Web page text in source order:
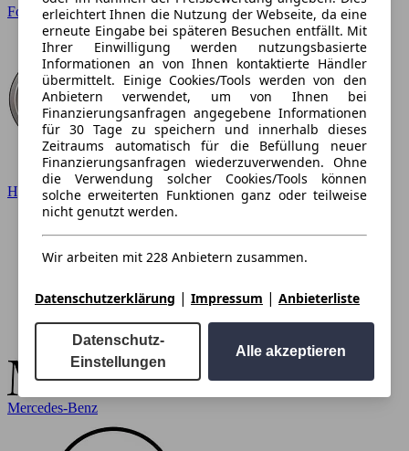
Ford
Hyundai
Mercedes-Benz
erleichtert Ihnen die Nutzung der Webseite, da eine
erneute Eingabe bei späteren Besuchen entfällt. Mit
Ihrer Einwilligung werden nutzungsbasierte
Informationen an von Ihnen kontaktierte Händler
übermittelt. Einige Cookies/Tools werden von den
Anbietern verwendet, um von Ihnen bei
Finanzierungsanfragen angegebene Informationen
für 30 Tage zu speichern und innerhalb dieses
Zeitraums automatisch für die Befüllung neuer
Finanzierungsanfragen wiederzuverwenden. Ohne
die Verwendung solcher Cookies/Tools können
solche erweiterten Funktionen ganz oder teilweise
nicht genutzt werden.
Wir arbeiten mit 228 Anbietern zusammen.
Datenschutzerklärung | Impressum | Anbieterliste
Datenschutz-
Einstellungen
Alle akzeptieren